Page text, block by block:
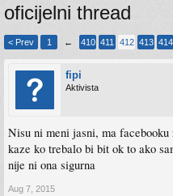
oficijelni thread
< Prev 1 ← 410 411 412 413 414
fipi
Aktivista
Nisu ni meni jasni, ma
kaze ko trebalo bi bit ok to ako
nije ni ona sigurna
Aug 7, 2015